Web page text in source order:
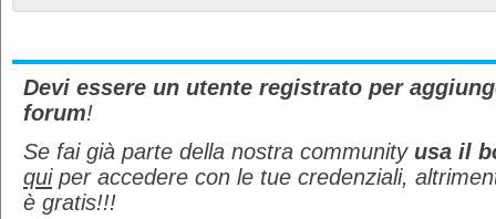
Cartografia digitale
rubino
demanio
barbaracroci
Taratura Parcelle
accatast. chioschi e maggiore superficie albergo
modesta entità su fogli adiacenti
vano
TCR805Ultra
JhonnMC
Problema Cd Dannegiato "Leonardo Quattro
Zerotre"
ruccolo81
Devi essere un utente registrato per
forum!
Se fai già parte della nostra community usa il
quiper accedere con le tue credenziali,
è gratis!!!